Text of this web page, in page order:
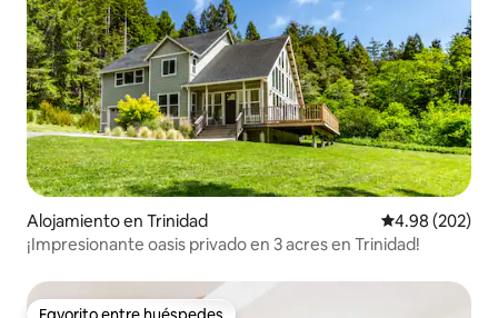
Alojamiento en Trinidad Calificación
4.98 (202)
¡Impresionante oasis privado en 3 acres en Trinidad!